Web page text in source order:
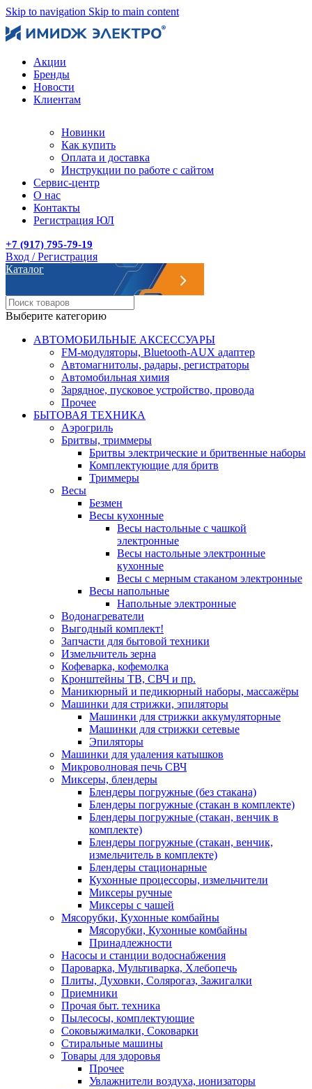
Skip to navigation Skip to main content
Акции
Бренды
Новости
Клиентам
Новинки
Как купить
Оплата и доставка
Инструкции по работе с сайтом
Сервис-центр
О нас
Контакты
Регистрация ЮЛ
+7 (917) 795-79-19
Вход / Регистрация
Каталог
Выберите категорию
АВТОМОБИЛЬНЫЕ АКСЕССУАРЫ
FM-модуляторы, Bluetooth-AUX адаптер
Автомагнитолы, радары, регистраторы
Автомобильная химия
Зарядное, пусковое устройство, провода
Прочее
БЫТОВАЯ ТЕХНИКА
Аэрогриль
Бритвы, триммеры
Бритвы электрические и бритвенные наборы
Комплектующие для бритв
Триммеры
Весы
Безмен
Весы кухонные
Весы настольные с чашкой
электронные
Весы настольные электронные
кухонные
Весы с мерным стаканом электронные
Весы напольные
Напольные электронные
Водонагреватели
Выгодный комплект!
Запчасти для бытовой техники
Измельчитель зерна
Кофеварка, кофемолка
Кронштейны ТВ, СВЧ и пр.
Маникюрный и педикюрный наборы, массажёры
Машинки для стрижки, эпиляторы
Машинки для стрижки аккумуляторные
Машинки для стрижки сетевые
Эпиляторы
Машинки для удаления катышков
Микроволновая печь СВЧ
Миксеры, блендеры
Блендеры погружные (без стакана)
Блендеры погружные (стакан в комплекте)
Блендеры погружные (стакан, венчик в
комплекте)
Блендеры погружные (стакан, венчик,
измельчитель в комплекте)
Блендеры стационарные
Кухонные процессоры, измельчители
Миксеры ручные
Миксеры с чашей
Мясорубки, Кухонные комбайны
Мясорубки, Кухонные комбайны
Принадлежности
Насосы и станции водоснабжения
Пароварка, Мультиварка, Хлебопечь
Плиты, Духовки, Солярогаз, Зажигалки
Приемники
Прочая быт. техника
Пылесосы, комплектующие
Соковыжималки, Соковарки
Стиральные машины
Товары для здоровья
Прочее
Увлажнители воздуха, ионизаторы